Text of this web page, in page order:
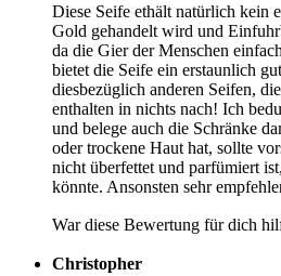
Diese Seife ethält natürlich kein
Gold gehandelt wird und
da die Gier der Menschen
bietet die Seife ein erstaunlich
diesbezüglich anderen Seifen,
enthalten in nichts nach! Ich
und belege auch die Schränke
oder trockene Haut hat, sollte
nicht überfettet und parfümiert
könnte. Ansonsten sehr
War diese Bewertung für dich
Christopher